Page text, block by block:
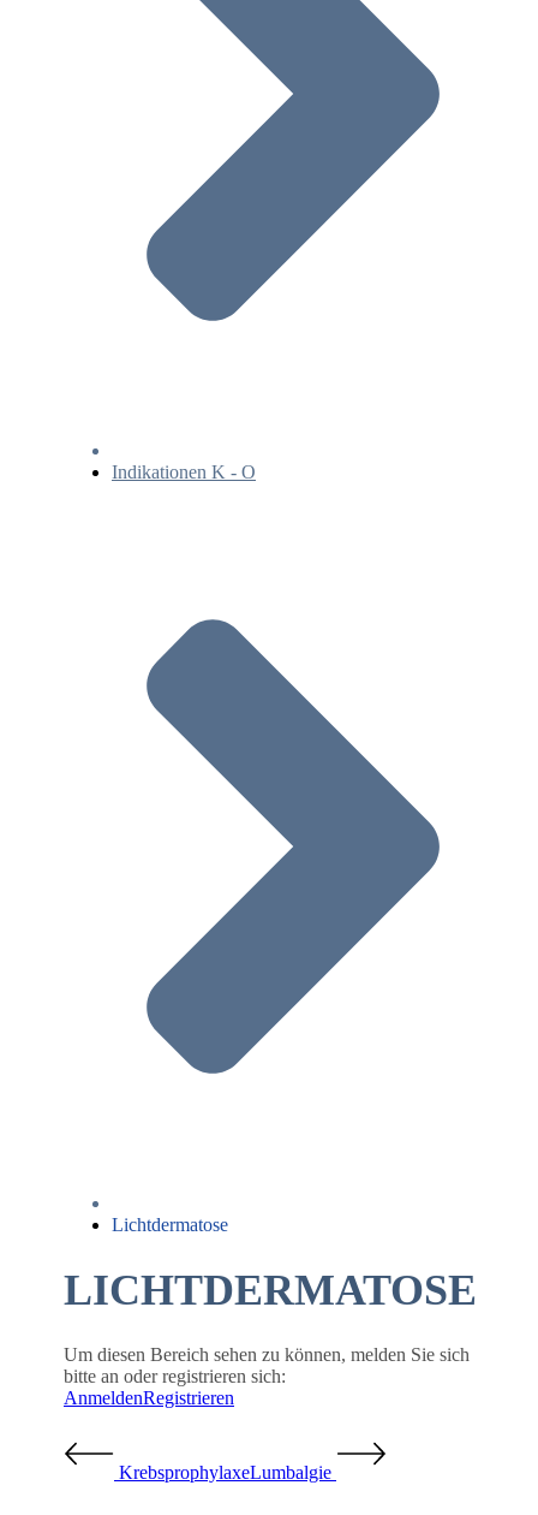
Indikationen K - O
Lichtdermatose
LICHTDERMATOSE
Um diesen Bereich sehen zu können, melden Sie sich
bitte an oder registrieren sich:
AnmeldenRegistrieren
KrebsprophylaxeLumbalgie